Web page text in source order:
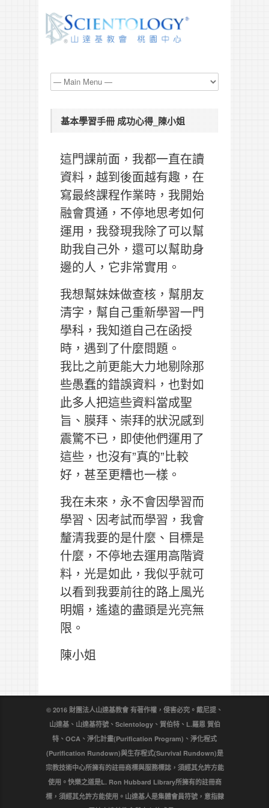
基本學習手冊 成功心得_陳小姐
這門課前面，我都一直在讀
資料，越到後面越有趣，在
寫最終課程作業時，我開始
融會貫通，不停地思考如何
運用，我發現我除了可以幫
助我自己外，還可以幫助身
邊的人，它非常實用。
我想幫妹妹做查核，幫朋友
清字，幫自己重新學習一門
學科，我知道自己在函授
時，遇到了什麼問題。
我比之前更能大力地剔除那
些愚蠢的錯誤資料，也對如
此多人把這些資料當成聖
旨、膜拜、崇拜的狀況感到
震驚不已，即使他們運用了
這些，也沒有”真的”比較
好，甚至更糟也一樣。
我在未來，永不會因學習而
學習、因考試而學習，我會
釐清我要的是什麼、目標是
什麼，不停地去運用高階資
料，光是如此，我似乎就可
以看到我要前往的路上風光
明媚，遙遠的盡頭是光亮無
限。
陳小姐
© 2016 財團法人山達基教會 有著作權，侵害必究。戴尼提、
山達基、山達基符號、Scientology、賀伯特、L.羅恩 賀伯
特、OCA、淨化計畫(Purification Program)、淨化程式
(Purification Rundown)與生存程式(Survival Rundown)是
宗教技術中心所擁有的註冊商標與服務標誌，須經其允許方能
使用。快樂之道是L. Ron Hubbard Library所擁有的註冊商
標，須經其允許方能使用。山達基人是集體會員符號，意指隸